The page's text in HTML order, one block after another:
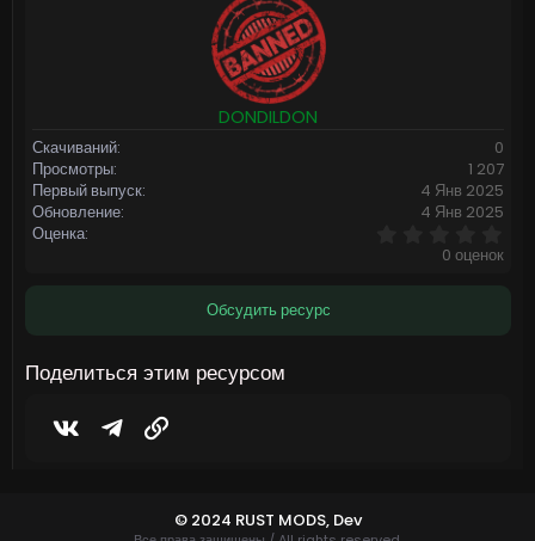
DONDILDON
Скачиваний
0
Просмотры
1 207
Первый выпуск
4 Янв 2025
Обновление
4 Янв 2025
Оценка
,
0 оценок
Обсудить ресурс
Поделиться этим ресурсом
VkontakteTelegram
© 2024 RUST MODS, Dev